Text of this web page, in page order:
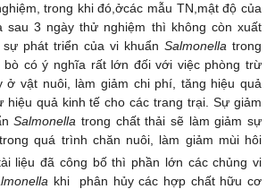
trong khi đó,ởcác mẫu TN,mật độ của
sau 3 ngày thử nghiệm thì không còn xuất
phát triển của vi khuẩn Salmonella trong
bò có ý nghĩa rất lớn đối với việc phòng trừ
ở vật nuôi, làm giảm chi phí, tăng hiệu quả
hiệu quả kinh tế cho các trang trại. Sự giảm
Salmonellatrong chất thải sẽ làm giảm sự
quá trình chăn nuôi, làm giảm mùi hôi
liệu đã công bố thì phần lớn các chủng vi
khi phân hủy các hợp chất hữu cơ